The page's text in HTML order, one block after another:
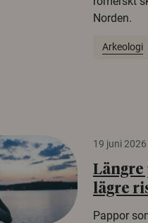
Norden.
Arkeologi
19 juni 2026
lägre
Pappor